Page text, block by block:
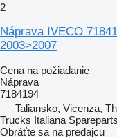
2
Náprava IVECO
2003>2007
Cena na požiadanie
Náprava
7184194
Taliansko, Vicenza,
Trucks Italiana Spareparts
Obráťte sa na predajcu